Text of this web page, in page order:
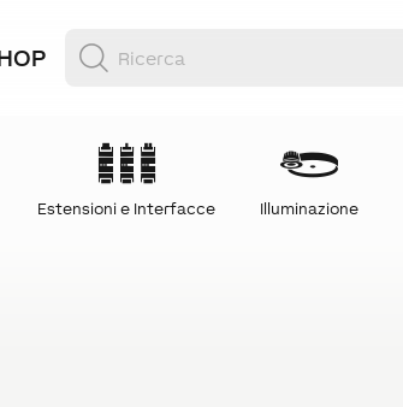
Estensioni e Interfacce Illuminazione